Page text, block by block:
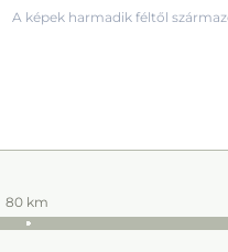
A képek harmadik féltől
80 km